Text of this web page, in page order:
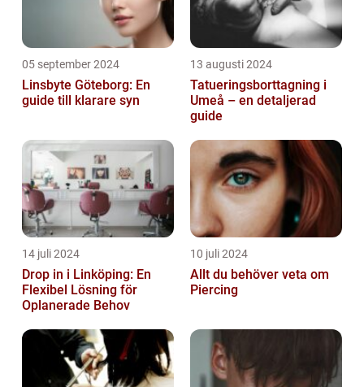
05 september 2024
Linsbyte Göteborg: En
guide till klarare syn
13 augusti 2024
Tatueringsborttagning i
Umeå – en detaljerad
guide
14 juli 2024
Drop in i Linköping: En
Flexibel Lösning för
Oplanerade Behov
10 juli 2024
Allt du behöver veta om
Piercing